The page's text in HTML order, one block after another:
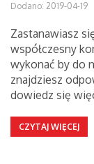
Dodano: 2019-04-19
Zastanawiasz
współczesny
wykonać by do
znajdziesz
dowiedz się
CZYTAJ WIĘCEJ